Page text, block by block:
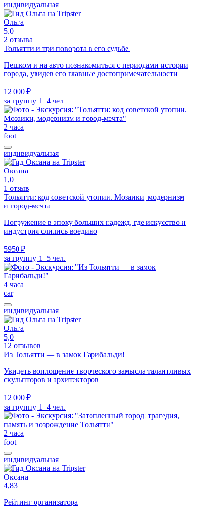
индивидуальная
Ольга
5,0
2 отзыва
Тольятти и три поворота в его судьбе
Пешком и на авто познакомиться с периодами истории
города, увидев его главные достопримечательности
12 000 ₽
за группу, 1–4 чел.
2 часа
foot
индивидуальная
Оксана
1,0
1 отзыв
Тольятти: код советской утопии. Мозаики, модернизм
и город-мечта
Погружение в эпоху больших надежд, где искусство и
индустрия слились воедино
5950 ₽
за группу, 1–5 чел.
4 часа
car
индивидуальная
Ольга
5,0
12 отзывов
Из Тольятти — в замок Гарибальди!
Увидеть воплощение творческого замысла талантливых
скульпторов и архитекторов
12 000 ₽
за группу, 1–4 чел.
2 часа
foot
индивидуальная
Оксана
4,83
Рейтинг организатора